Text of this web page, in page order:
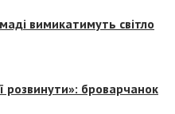
вимикатимуть світло
розвинути»: броварчанок